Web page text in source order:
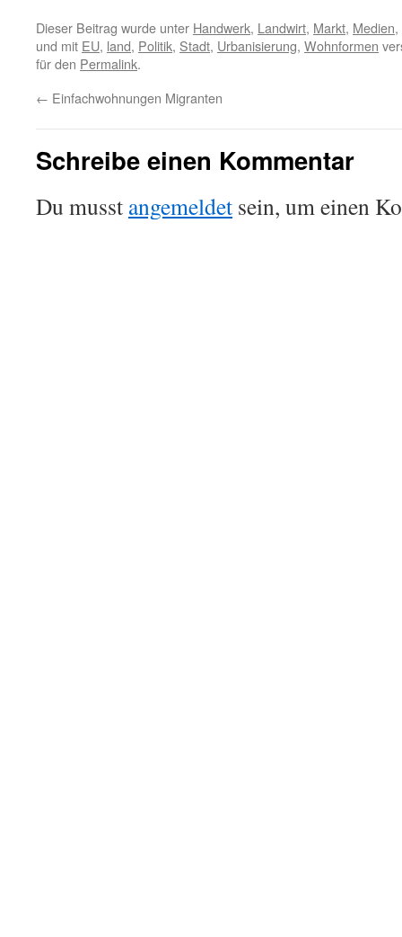
Dieser Beitrag wurde unter Handwerk, Landwirt, Markt, Medien,
und mit EU, land, Politik, Stadt, Urbanisierung, Wohnformen
für den Permalink.
← Einfachwohnungen Migranten
Schreibe einen Kommentar
Du musst angemeldet sein, um einen